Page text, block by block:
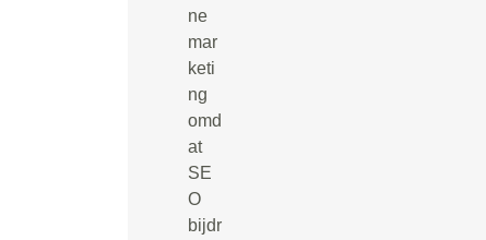
ne
mar
keti
ng
omd
at
SE
O
bijdr